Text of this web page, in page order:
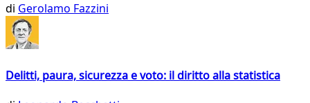
di Gerolamo Fazzini
Delitti, paura, sicurezza e voto: il diritto alla statistica